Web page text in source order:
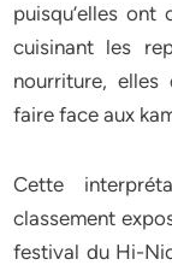
puisqu’elles
cuisinant les
nourriture,
faire face aux
Cette
classement
festival du Hi-